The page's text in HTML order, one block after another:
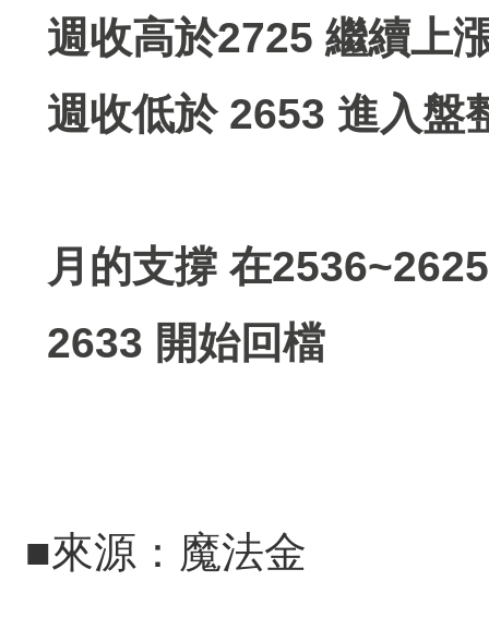
週收高於2725 繼續上
週收低於 2653 進入盤
月的支撐 在
2633 開始回檔
■來源：魔法金